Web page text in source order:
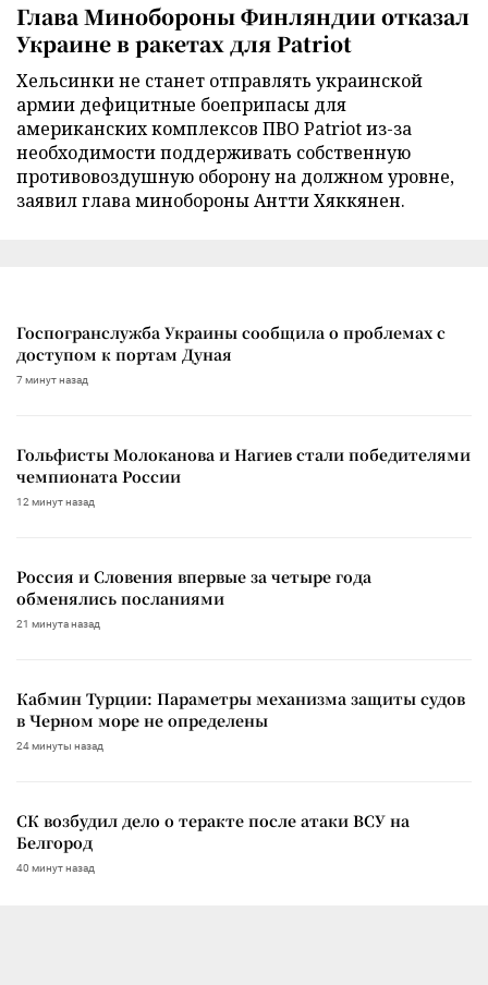
Глава Минобороны Финляндии отказал
Украине в ракетах для Patriot
Хельсинки не станет отправлять украинской
армии дефицитные боеприпасы для
американских комплексов ПВО Patriot из-за
необходимости поддерживать собственную
противовоздушную оборону на должном уровне,
заявил глава минобороны Антти Хяккянен.
Госпогранслужба Украины сообщила о проблемах с
доступом к портам Дуная
7 минут назад
Гольфисты Молоканова и Нагиев стали победителями
чемпионата России
12 минут назад
Россия и Словения впервые за четыре года
обменялись посланиями
21 минута назад
Кабмин Турции: Параметры механизма защиты судов
в Черном море не определены
24 минуты назад
СК возбудил дело о теракте после атаки ВСУ на
Белгород
40 минут назад